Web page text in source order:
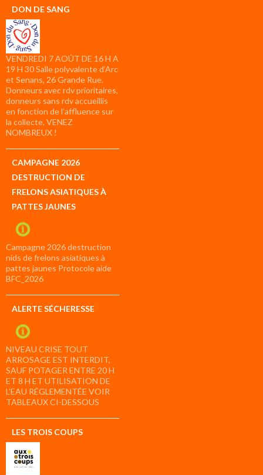
DON DE SANG
VENDREDI 7 AOÛT DE 16 H A
19 H 30 Salle polyvalente d’Arc
et Senans, 26 Grande Rue.
Donneurs avec rdv prioritaires,
donneurs sans rdv accueillis
en fonction de l’affluence sur
la collecte. VENEZ
NOMBREUX !
CAMPAGNE 2026
DESTRUCTION DE
FRELONS ASIATIQUES À
PATTES JAUNES
Campagne 2026 destruction
nids de frelons asiatiques à
pattes jaunes Protocole aide
BFC_2026
ALERTE SÉCHERESSE
NIVEAU CRISE TOUT
ARROSAGE EST INTERDIT,
SAUF POTAGER ENTRE 20 H
ET 8 H ET UTILISATION DE
L’EAU RÉGLEMENTÉE VOIR
TABLEAUX CI-DESSOUS
LES TROIS COUPS